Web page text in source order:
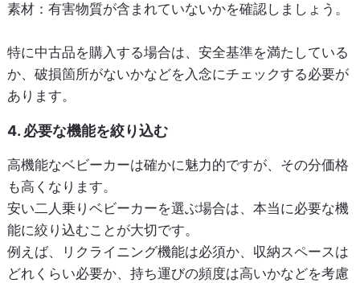
素材：有害物質が含まれていないかを確認しましょう。
特に中古品を購入する場合は、安全基準を満たしている
か、破損箇所がないかなどを入念にチェックする必要が
あります。
4. 必要な機能を絞り込む
高機能なベビーカーは確かに魅力的ですが、その分価格
も高くなります。
安い二人乗りベビーカーを選ぶ場合は、本当に必要な機
能に絞り込むことが大切です。
例えば、リクライニング機能は必須か、収納スペースは
どれくらい必要か、持ち運びの頻度は高いかなどを考慮